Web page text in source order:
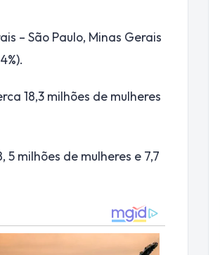
– São Paulo, Minas Gerais
18,3 milhões de mulheres
milhões de mulheres e 7,7